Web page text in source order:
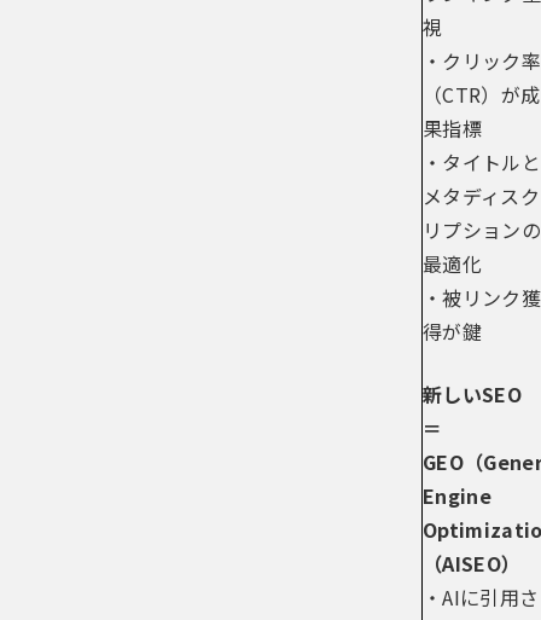
視
・クリック率
（CTR）が成
果指標
・タイトルと
メタディスク
リプションの
最適化
・被リンク獲
得が鍵
新しいSEO
＝
GEO（
Engine
（AISEO）
・AIに引用さ